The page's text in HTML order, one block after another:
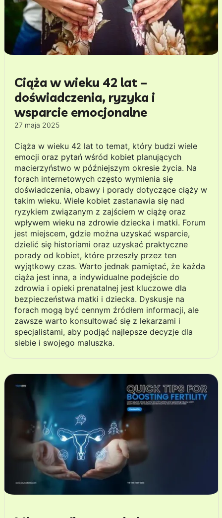
Ciąża w wieku 42 lat –
doświadczenia, ryzyka i
wsparcie emocjonalne
27 maja 2025
Ciąża w wieku 42 lat to temat, który budzi wiele
emocji oraz pytań wśród kobiet planujących
macierzyństwo w późniejszym okresie życia. Na
forach internetowych często wymienia się
doświadczenia, obawy i porady dotyczące ciąży w
takim wieku. Wiele kobiet zastanawia się nad
ryzykiem związanym z zajściem w ciążę oraz
wpływem wieku na zdrowie dziecka i matki. Forum
jest miejscem, gdzie można uzyskać wsparcie,
dzielić się historiami oraz uzyskać praktyczne
porady od kobiet, które przeszły przez ten
wyjątkowy czas. Warto jednak pamiętać, że każda
ciąża jest inna, a indywidualne podejście do
zdrowia i opieki prenatalnej jest kluczowe dla
bezpieczeństwa matki i dziecka. Dyskusje na
forach mogą być cennym źródłem informacji, ale
zawsze warto konsultować się z lekarzami i
specjalistami, aby podjąć najlepsze decyzje dla
siebie i swojego maluszka.